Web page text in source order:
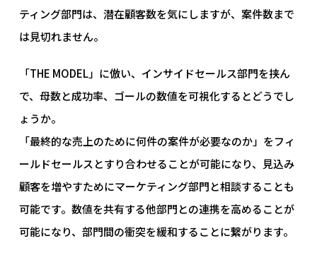
ティング部門は、潜在顧客数を気にしますが、案件数まで
は見切れません。
「THE MODEL」に倣い、インサイドセールス部門を挟ん
で、母数と成功率、ゴールの数値を可視化するとどうでし
ょうか。
「最終的な売上のために何件の案件が必要なのか」をフィ
ールドセールスとすり合わせることが可能になり、見込み
顧客を増やすためにマーケティング部門と相談することも
可能です。数値を共有する他部門との連携を高めることが
可能になり、部門間の衝突を緩和することに繋がります。